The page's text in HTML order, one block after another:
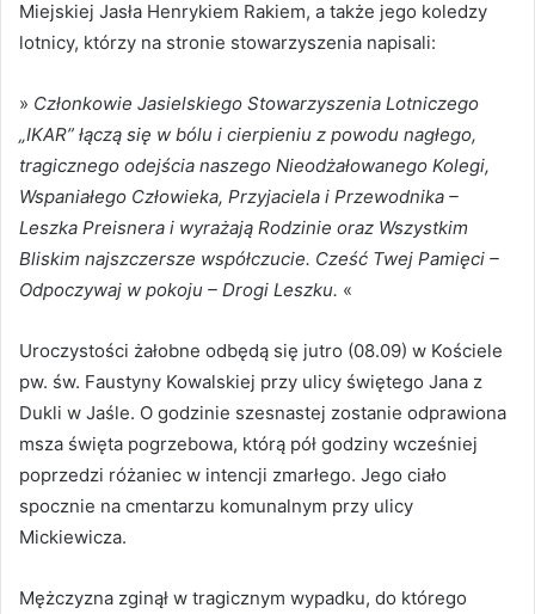
Miejskiej Jasła Henrykiem Rakiem, a także jego koledzy
lotnicy, którzy na stronie stowarzyszenia napisali:
» Członkowie Jasielskiego Stowarzyszenia Lotniczego
„IKAR” łączą się w bólu i cierpieniu z powodu nagłego,
tragicznego odejścia naszego Nieodżałowanego Kolegi,
Wspaniałego Człowieka, Przyjaciela i Przewodnika –
Leszka Preisnera i wyrażają Rodzinie oraz Wszystkim
Bliskim najszczersze współczucie. Cześć Twej Pamięci –
Odpoczywaj w pokoju – Drogi Leszku. «
Uroczystości żałobne odbędą się jutro (08.09) w Kościele
pw. św. Faustyny Kowalskiej przy ulicy świętego Jana z
Dukli w Jaśle. O godzinie szesnastej zostanie odprawiona
msza święta pogrzebowa, którą pół godziny wcześniej
poprzedzi różaniec w intencji zmarłego. Jego ciało
spocznie na cmentarzu komunalnym przy ulicy
Mickiewicza.
Mężczyzna zginął w tragicznym wypadku, do którego